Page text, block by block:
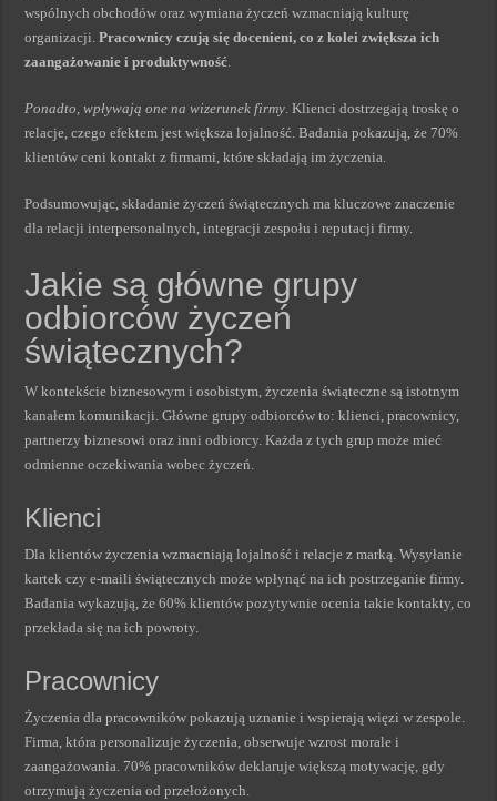
wspólnych obchodów oraz wymiana życzeń wzmacniają kulturę
organizacji.Pracownicy czują się docenieni, co z kolei zwiększa ich
zaangażowanie i produktywność.
Ponadto, wpływają one na wizerunek firmy. Klienci dostrzegają troskę o
relacje, czego efektem jest większa lojalność. Badania pokazują, że 70%
klientów ceni kontakt z firmami, które składają im życzenia.
Podsumowując, składanie życzeń świątecznych ma kluczowe znaczenie
dla relacji interpersonalnych, integracji zespołu i reputacji firmy.
Jakie są główne grupy
odbiorców życzeń
świątecznych?
W kontekście biznesowym i osobistym, życzenia świąteczne są istotnym
kanałem komunikacji. Główne grupy odbiorców to: klienci, pracownicy,
partnerzy biznesowi oraz inni odbiorcy. Każda z tych grup może mieć
odmienne oczekiwania wobec życzeń.
Klienci
Dla klientów życzenia wzmacniają lojalność i relacje z marką. Wysyłanie
kartek czy e-maili świątecznych może wpłynąć na ich postrzeganie firmy.
Badania wykazują, że 60% klientów pozytywnie ocenia takie kontakty, co
przekłada się na ich powroty.
Pracownicy
Życzenia dla pracowników pokazują uznanie i wspierają więzi w zespole.
Firma, która personalizuje życzenia, obserwuje wzrost morale i
zaangażowania. 70% pracowników deklaruje większą motywację, gdy
otrzymują życzenia od przełożonych.